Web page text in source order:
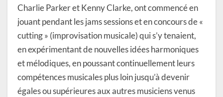
Charlie Parker et Kenny Clarke, ont commencé en
jouant pendant les jams sessions et en concours de «
cutting » (improvisation musicale) qui s’y tenaient,
en expérimentant de nouvelles idées harmoniques
et mélodiques, en poussant continuellement leurs
compétences musicales plus loin jusqu’à devenir
égales ou supérieures aux autres musiciens venus